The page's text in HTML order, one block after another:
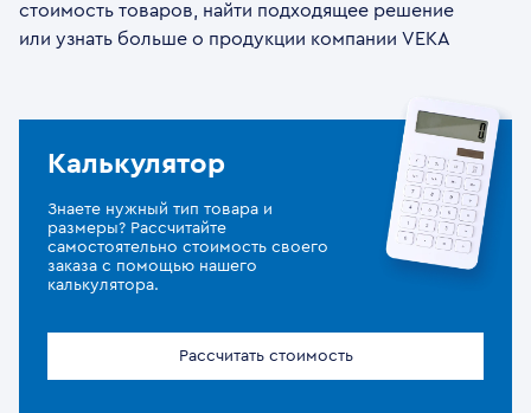
стоимость товаров, найти подходящее решение
или узнать больше о продукции компании VEKA
Калькулятор
Знаете нужный тип товара и
размеры? Рассчитайте
самостоятельно стоимость своего
заказа с помощью нашего
калькулятора.
Рассчитать стоимость